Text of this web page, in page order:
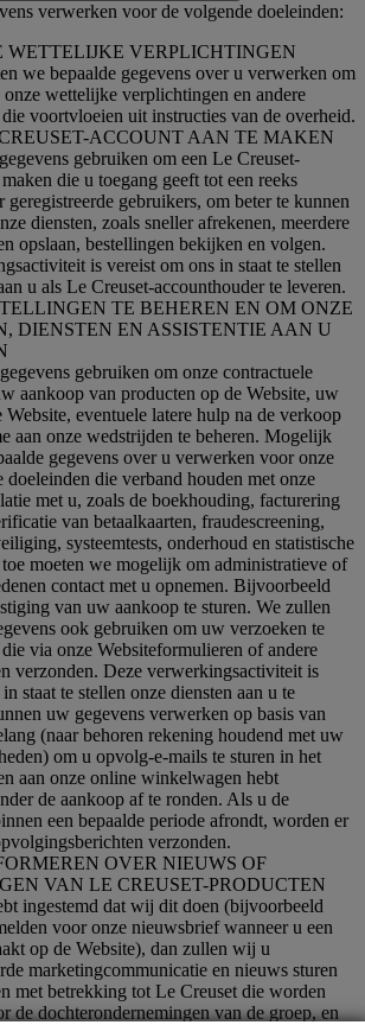
verwerken voor de volgende doeleinden:
WETTELIJKE VERPLICHTINGEN
we bepaalde gegevens over u verwerken om
onze wettelijke verplichtingen en andere
voortvloeien uit instructies van de overheid.
ACCOUNT AAN TE MAKEN
gebruiken om een Le Creuset-
die u toegang geeft tot een reeks
geregistreerde gebruikers, om beter te kunnen
diensten, zoals sneller afrekenen, meerdere
opslaan, bestellingen bekijken en volgen.
is vereist om ons in staat te stellen
u als Le Creuset-accounthouder te leveren.
TE BEHEREN EN OM ONZE
DIENSTEN EN ASSISTENTIE AAN U
gebruiken om onze contractuele
aankoop van producten op de Website, uw
Website, eventuele latere hulp na de verkoop
aan onze wedstrijden te beheren. Mogelijk
gegevens over u verwerken voor onze
doeleinden die verband houden met onze
met u, zoals de boekhouding, facturering
van betaalkaarten, fraudescreening,
systeemtests, onderhoud en statistische
moeten we mogelijk om administratieve of
contact met u opnemen. Bijvoorbeeld
van uw aankoop te sturen. We zullen
ook gebruiken om uw verzoeken te
via onze Websiteformulieren of andere
verzonden. Deze verwerkingsactiviteit is
staat te stellen onze diensten aan u te
uw gegevens verwerken op basis van
(naar behoren rekening houdend met uw
om u opvolg-e-mails te sturen in het
aan onze online winkelwagen hebt
de aankoop af te ronden. Als u de
een bepaalde periode afrondt, worden er
verzonden.
OVER NIEUWS OF
VAN LE CREUSET-PRODUCTEN
ingestemd dat wij dit doen (bijvoorbeeld
voor onze nieuwsbrief wanneer u een
op de Website), dan zullen wij u
marketingcommunicatie en nieuws sturen
met betrekking tot Le Creuset die worden
de dochterondernemingen van de groep, en